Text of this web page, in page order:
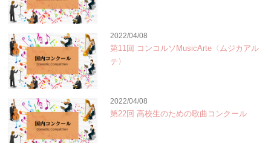
2022/04/08
第11回 コンコルソMusicArte〈ムジカアル
テ〉
2022/04/08
第22回 高校生のための歌曲コンクール